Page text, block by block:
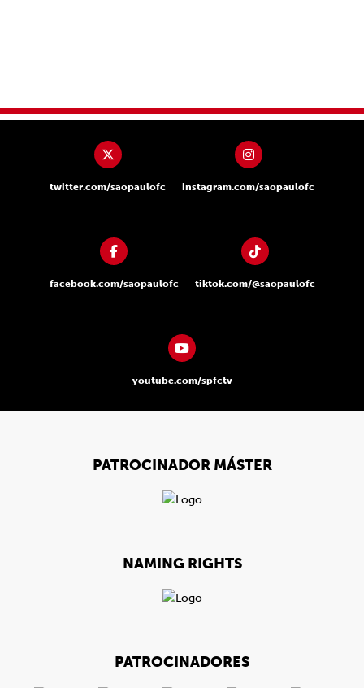
twitter.com/saopaulofc instagram.com/saopaulofc
facebook.com/saopaulofc tiktok.com/@saopaulofc
youtube.com/spfctv
PATROCINADOR MÁSTER
NAMING RIGHTS
PATROCINADORES